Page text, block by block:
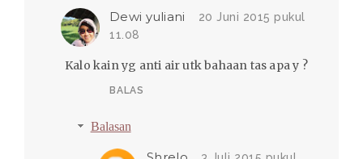
Dewi yuliani
20 Juni 2015 pukul
11.08
Kalo kain yg anti air utk bahaan tas apa y ?
BALAS
Balasan